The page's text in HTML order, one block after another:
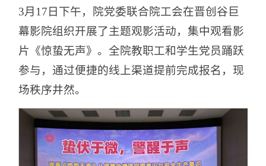
3月17日下午，院党委联合院工会在晋创谷巨
幕影院组织开展了主题观影活动，集中观看影
片《惊蛰无声》。全院教职工和学生党员踊跃
参与，通过便捷的线上渠道提前完成报名，现
场秩序井然。